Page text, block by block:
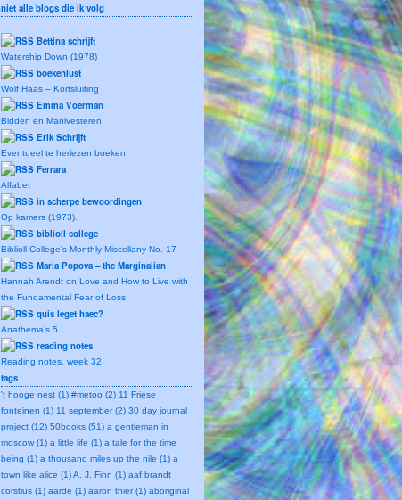
niet alle blogs die ik volg
Bettina schrijft
Watership Down (1978)
boekenlust
Wolf Haas – Kortsluiting
Emma Voerman
Bidden en Manivesteren
Erik Schrijft
Eventueel te herlezen boeken
Ferrara
Alfabet
in scherpe bewoordingen
Op kamers (1973).
biblioll college
Biblioll College's Monthly Miscellany No. 17
Maria Popova – the Marginalian
Hannah Arendt on Love and How to Live with
the Fundamental Fear of Loss
quis leget haec?
Anathema’s 5
reading notes
Reading notes, week 32
tags
't hooge nest (1) #metoo (2) 11 Friese
fonteinen (1) 11 september (2) 30 day journal
project (12) 50books (51) a gentleman in
moscow (1) a little life (1) a tale for the time
being (1) a thousand miles up the nile (1) a
town like alice (1)A. J. Finn (1) aaf brandt
corstius (1) aarde (1) aaron thier (1) aboriginal